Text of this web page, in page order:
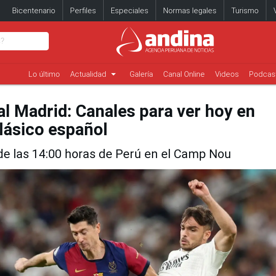
Bicentenario Perfiles Especiales Normas legales Turismo
Lo último Actualidad arrow_drop_down Galería Canal Online Videos
Madrid: Canales para ver hoy en
español
las 14:00 horas de Perú en el Camp Nou